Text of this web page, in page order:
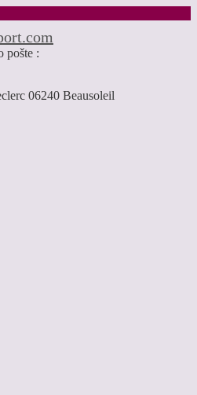
pošte :
06240 Beausoleil